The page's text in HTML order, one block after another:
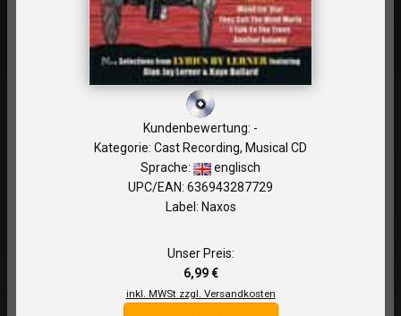
Kundenbewertung: -
Kategorie: Cast Recording, Musical CD
Sprache:
englisch
UPC/EAN: 636943287729
Label: Naxos
Unser Preis:
6,99 €
inkl. MWSt zzgl. Versandkosten